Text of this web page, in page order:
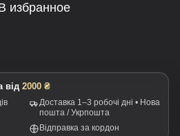
избранное
від 2000 ₴
Доставка 1–3 робочі дні • Нова
пошта / Укрпошта
Відправка за кордон